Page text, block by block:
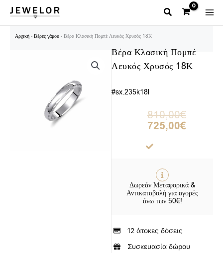
Μετάβαση
περιεχόμενο
Αρχική - Βέρες γάμου - Βέρα Κλασική Πομπέ Λευκός Χρυσός 18Κ
Βέρα Κλασική Πομπέ
Λευκός Χρυσός 18Κ
#sx.235k18l
810,00€
Original
price
was:
810,00€.
725,00€
Η
τρέχουσα
τιμή
είναι:
725,00€.
Δωρεάν Μεταφορικά &
Αντικαταβολή για αγορές
άνω των 50€!
12 άτοκες δόσεις
Συσκευασία δώρου